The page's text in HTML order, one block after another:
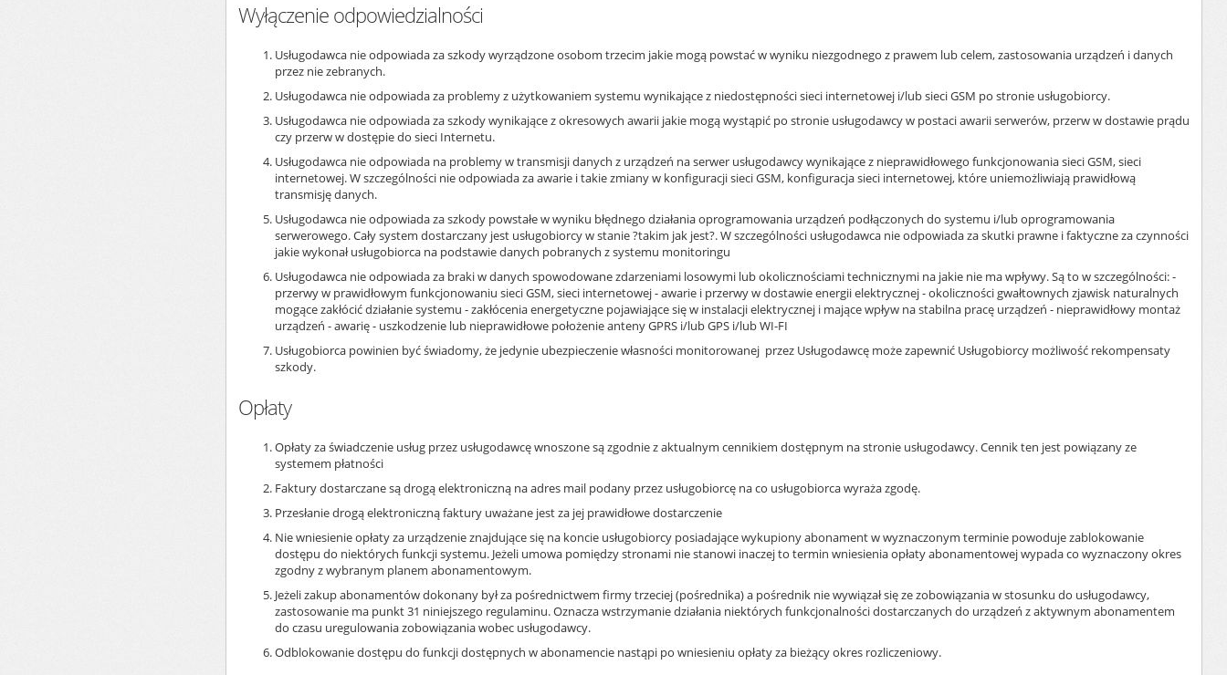
Wyłączenie odpowiedzialności
Usługodawca nie odpowiada za szkody wyrządzone osobom trzecim jakie mogą powstać w wyniku niezgodnego z prawem lub celem, zastosowania urządzeń i danych
przez nie zebranych.
Usługodawca nie odpowiada za problemy z użytkowaniem systemu wynikające z niedostępności sieci internetowej i/lub sieci GSM po stronie usługobiorcy.
Usługodawca nie odpowiada za szkody wynikające z okresowych awarii jakie mogą wystąpić po stronie usługodawcy w postaci awarii serwerów, przerw w dostawie prądu
czy przerw w dostępie do sieci Internetu.
Usługodawca nie odpowiada na problemy w transmisji danych z urządzeń na serwer usługodawcy wynikające z nieprawidłowego funkcjonowania sieci GSM, sieci
internetowej. W szczególności nie odpowiada za awarie i takie zmiany w konfiguracji sieci GSM, konfiguracja sieci internetowej, które uniemożliwiają prawidłową
transmisję danych.
Usługodawca nie odpowiada za szkody powstałe w wyniku błędnego działania oprogramowania urządzeń podłączonych do systemu i/lub oprogramowania
serwerowego. Cały system dostarczany jest usługobiorcy w stanie ?takim jak jest?. W szczególności usługodawca nie odpowiada za skutki prawne i faktyczne za czynności
jakie wykonał usługobiorca na podstawie danych pobranych z systemu monitoringu
Usługodawca nie odpowiada za braki w danych spowodowane zdarzeniami losowymi lub okolicznościami technicznymi na jakie nie ma wpływy. Są to w szczególności: -
przerwy w prawidłowym funkcjonowaniu sieci GSM, sieci internetowej - awarie i przerwy w dostawie energii elektrycznej - okoliczności gwałtownych zjawisk naturalnych
mogące zakłócić działanie systemu - zakłócenia energetyczne pojawiające się w instalacji elektrycznej i mające wpływ na stabilna pracę urządzeń - nieprawidłowy montaż
urządzeń - awarię - uszkodzenie lub nieprawidłowe położenie anteny GPRS i/lub GPS i/lub WI-FI
Usługobiorca powinien być świadomy, że jedynie ubezpieczenie własności monitorowanej przez Usługodawcę może zapewnić Usługobiorcy możliwość rekompensaty
szkody.
Opłaty
Opłaty za świadczenie usług przez usługodawcę wnoszone są zgodnie z aktualnym cennikiem dostępnym na stronie usługodawcy. Cennik ten jest powiązany ze
systemem płatności
Faktury dostarczane są drogą elektroniczną na adres mail podany przez usługobiorcę na co usługobiorca wyraża zgodę.
Przesłanie drogą elektroniczną faktury uważane jest za jej prawidłowe dostarczenie
Nie wniesienie opłaty za urządzenie znajdujące się na koncie usługobiorcy posiadające wykupiony abonament w wyznaczonym terminie powoduje zablokowanie
dostępu do niektórych funkcji systemu. Jeżeli umowa pomiędzy stronami nie stanowi inaczej to termin wniesienia opłaty abonamentowej wypada co wyznaczony okres
zgodny z wybranym planem abonamentowym.
Jeżeli zakup abonamentów dokonany był za pośrednictwem firmy trzeciej (pośrednika) a pośrednik nie wywiązał się ze zobowiązania w stosunku do usługodawcy,
zastosowanie ma punkt 31 niniejszego regulaminu. Oznacza wstrzymanie działania niektórych funkcjonalności dostarczanych do urządzeń z aktywnym abonamentem
do czasu uregulowania zobowiązania wobec usługodawcy.
Odblokowanie dostępu do funkcji dostępnych w abonamencie nastąpi po wniesieniu opłaty za bieżący okres rozliczeniowy.